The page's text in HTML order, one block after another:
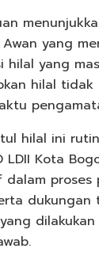
Awan yang
hilal yang
hilal
hilal ini
LDII Kota
proses